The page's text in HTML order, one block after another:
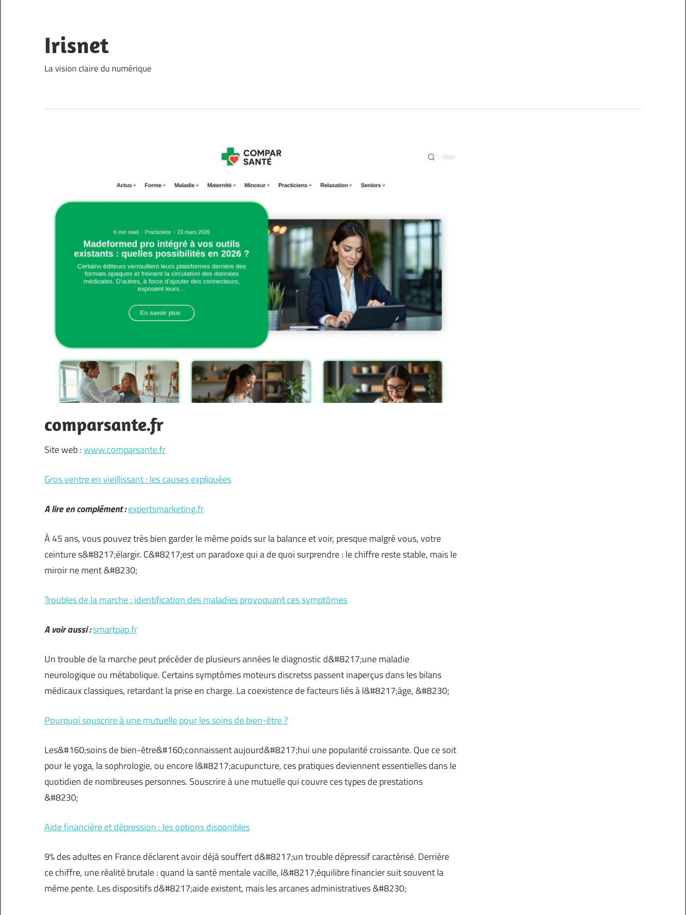
content
Irisnet
La vision claire du numérique
comparsante.fr
Site web :www.comparsante.fr
Gros ventre en vieillissant : les causes expliquées
A lire en complément :expertsmarketing.fr
À 45 ans, vous pouvez très bien garder le même poids sur la balance et voir, presque malgré vous, votre
ceinture s&#8217;élargir. C&#8217;est un paradoxe qui a de quoi surprendre : le chiffre reste stable, mais le
miroir ne ment &#8230;
Troubles de la marche : identification des maladies provoquant ces symptômes
A voir aussi :smartpap.fr
Un trouble de la marche peut précéder de plusieurs années le diagnostic d&#8217;une maladie
neurologique ou métabolique. Certains symptômes moteurs discretss passent inaperçus dans les bilans
médicaux classiques, retardant la prise en charge. La coexistence de facteurs liés à l&#8217;âge, &#8230;
Pourquoi souscrire à une mutuelle pour les soins de bien-être ?
Les&#160;soins de bien-être&#160;connaissent aujourd&#8217;hui une popularité croissante. Que ce soit
pour le yoga, la sophrologie, ou encore l&#8217;acupuncture, ces pratiques deviennent essentielles dans le
quotidien de nombreuses personnes. Souscrire à une mutuelle qui couvre ces types de prestations
&#8230;
Aide financière et dépression : les options disponibles
9% des adultes en France déclarent avoir déjà souffert d&#8217;un trouble dépressif caractérisé. Derrière
ce chiffre, une réalité brutale : quand la santé mentale vacille, l&#8217;équilibre financier suit souvent la
même pente. Les dispositifs d&#8217;aide existent, mais les arcanes administratives &#8230;